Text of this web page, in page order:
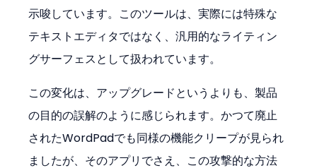
示唆しています。このツールは、実際には特殊な
テキストエディタではなく、汎用的なライティン
グサーフェスとして扱われています。
この変化は、アップグレードというよりも、製品
の目的の誤解のように感じられます。かつて廃止
されたWordPadでも同様の機能クリープが見られ
ましたが、そのアプリでさえ、この攻撃的な方法